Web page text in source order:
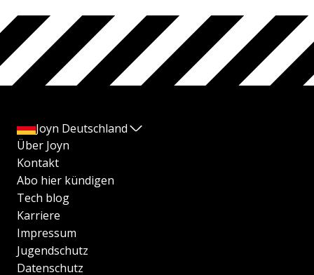
Joyn Deutschland
Über Joyn
Kontakt
Abo hier kündigen
Tech blog
Karriere
Impressum
Jugendschutz
Datenschutz